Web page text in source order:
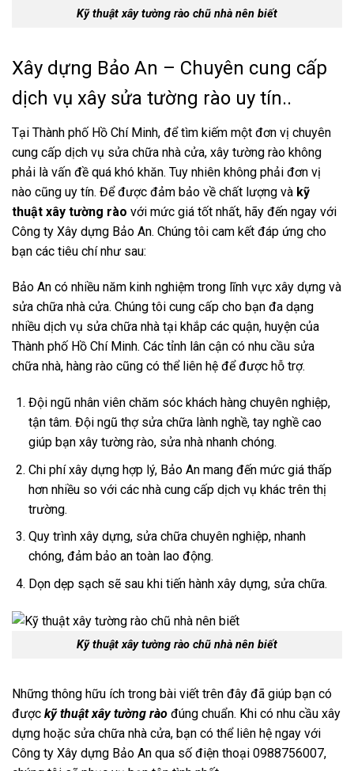
Kỹ thuật xây tường rào chũ nhà nên biết
Xây dựng Bảo An – Chuyên cung cấp
dịch vụ xây sửa tường rào uy tín..
Tại Thành phố Hồ Chí Minh, để tìm kiếm một đơn vị chuyên
cung cấp dịch vụ sửa chữa nhà cửa, xây tường rào không
phải là vấn đề quá khó khăn. Tuy nhiên không phải đơn vị
nào cũng uy tín. Để được đảm bảo về chất lượng và kỹ
thuật xây tường rào với mức giá tốt nhất, hãy đến ngay với
Công ty Xây dựng Bảo An. Chúng tôi cam kết đáp ứng cho
bạn các tiêu chí như sau:
Bảo An có nhiều năm kinh nghiệm trong lĩnh vực xây dựng và
sửa chữa nhà cửa. Chúng tôi cung cấp cho bạn đa dạng
nhiều dịch vụ sửa chữa nhà tại khắp các quận, huyện của
Thành phố Hồ Chí Minh. Các tỉnh lân cận có nhu cầu sửa
chữa nhà, hàng rào cũng có thể liên hệ để được hỗ trợ.
Đội ngũ nhân viên chăm sóc khách hàng chuyên nghiệp,
tận tâm. Đội ngũ thợ sửa chữa lành nghề, tay nghề cao
giúp bạn xây tường rào, sửa nhà nhanh chóng.
Chi phí xây dựng hợp lý, Bảo An mang đến mức giá thấp
hơn nhiều so với các nhà cung cấp dịch vụ khác trên thị
trường.
Quy trình xây dựng, sửa chữa chuyên nghiệp, nhanh
chóng, đảm bảo an toàn lao động.
Dọn dẹp sạch sẽ sau khi tiến hành xây dựng, sửa chữa.
Kỹ thuật xây tường rào chũ nhà nên biết
Những thông hữu ích trong bài viết trên đây đã giúp bạn có
được kỹ thuật xây tường rào đúng chuẩn. Khi có nhu cầu xây
dựng hoặc sửa chữa nhà cửa, bạn có thể liên hệ ngay với
Công ty Xây dựng Bảo An qua số điện thoại 0988756007,